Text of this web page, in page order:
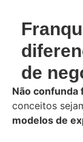
de
Não confunda
conceitos
modelos de